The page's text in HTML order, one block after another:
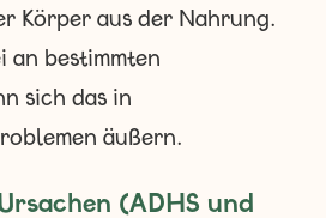
Körper aus der Nahrung.
an bestimmten
sich das in
äußern.
(ADHS und